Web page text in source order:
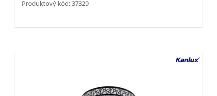
Produktový kód: 37329